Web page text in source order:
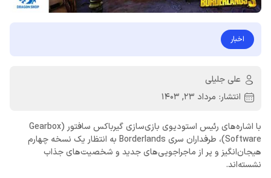
اخبار
علی جلیلی
انتشار: مرداد 23, 1403
با اشاره‌های رئیس استودیوی بازی‌سازی گیرباکس سافتور (Gearbox
Software)، طرفداران سری Borderlands به انتظار یک نسخه چهارم
هیجان‌انگیز و پر از ماجراجویی‌های جدید و شخصیت‌های جذاب
نشسته‌اند.